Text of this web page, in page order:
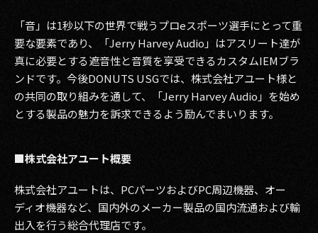
「音」は1秒以下の世界で戦うプロeスポーツ選手にとって重
要な要素であり、「Jerry Harvey Audio」はアスリート達が
真に必要とする遮音性と音質を享受できるカスタムIEMブラ
ンドです。今後DONUTS USGでは、株式会社アユート様と
の共同の取り組みを通して、「Jerry Harvey Audio」を始め
とする製品の魅力を訴求できるよう励んでまいります。
■株式会社アユート概要
株式会社アユートは、PCパーツおよびPC周辺機器、オー
ディオ機器など、国内外のメーカー製品の国内流通および輸
出入を行う総合代理店です。